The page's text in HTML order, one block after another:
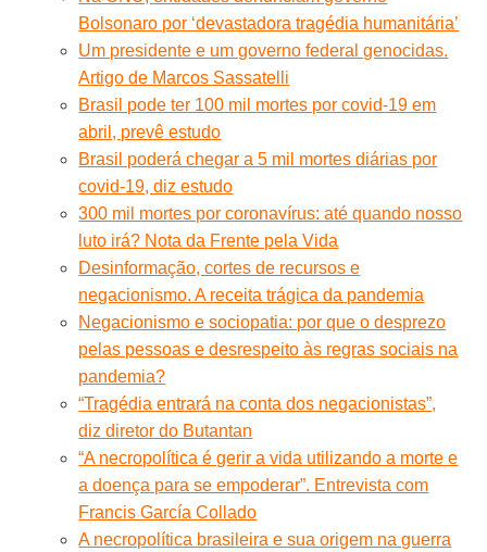
Bolsonaro por ‘devastadora tragédia humanitária’
Um presidente e um governo federal genocidas.
Artigo de Marcos Sassatelli
Brasil pode ter 100 mil mortes por covid-19 em
abril, prevê estudo
Brasil poderá chegar a 5 mil mortes diárias por
covid-19, diz estudo
300 mil mortes por coronavírus: até quando nosso
luto irá? Nota da Frente pela Vida
Desinformação, cortes de recursos e
negacionismo. A receita trágica da pandemia
Negacionismo e sociopatia: por que o desprezo
pelas pessoas e desrespeito às regras sociais na
pandemia?
“Tragédia entrará na conta dos negacionistas”,
diz diretor do Butantan
“A necropolítica é gerir a vida utilizando a morte e
a doença para se empoderar”. Entrevista com
Francis García Collado
A necropolítica brasileira e sua origem na guerra